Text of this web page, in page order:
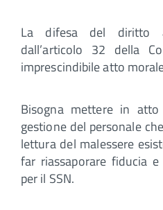
La difesa del diritto
dall’articolo 32 della
imprescindibile atto
Bisogna mettere in
gestione del personale
lettura del malessere
far riassaporare fiducia
per il SSN.